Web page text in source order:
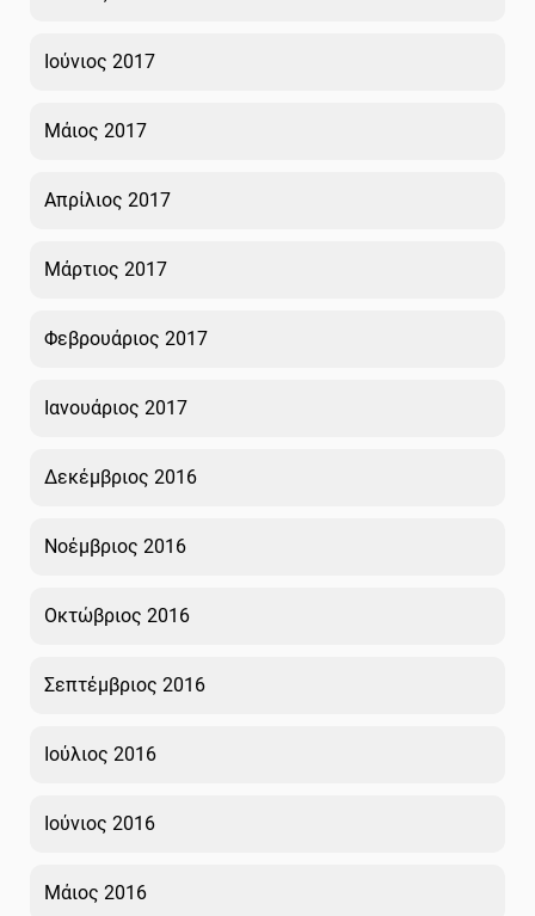
Ιούνιος 2017
Μάιος 2017
Απρίλιος 2017
Μάρτιος 2017
Φεβρουάριος 2017
Ιανουάριος 2017
Δεκέμβριος 2016
Νοέμβριος 2016
Οκτώβριος 2016
Σεπτέμβριος 2016
Ιούλιος 2016
Ιούνιος 2016
Μάιος 2016